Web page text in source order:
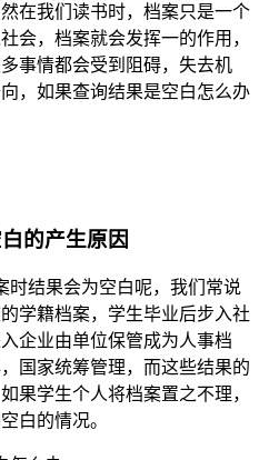
在我们读书时，档案只是一个
会，档案就会发挥一的作用，
事情都会受到阻碍，失去机
，如果查询结果是空白怎么办
的产生原因
时结果会为空白呢，我们常说
学籍档案，学生毕业后步入社
企业由单位保管成为人事档
国家统筹管理，而这些结果的
果学生个人将档案置之不理，
白的情况。